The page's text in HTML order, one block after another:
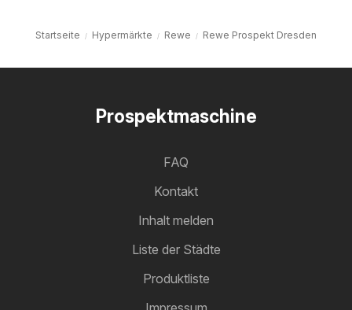
Startseite Hypermärkte Rewe Rewe Prospekt Dresden
Prospektmaschine
FAQ
Kontakt
Inhalt melden
Liste der Städte
Produktliste